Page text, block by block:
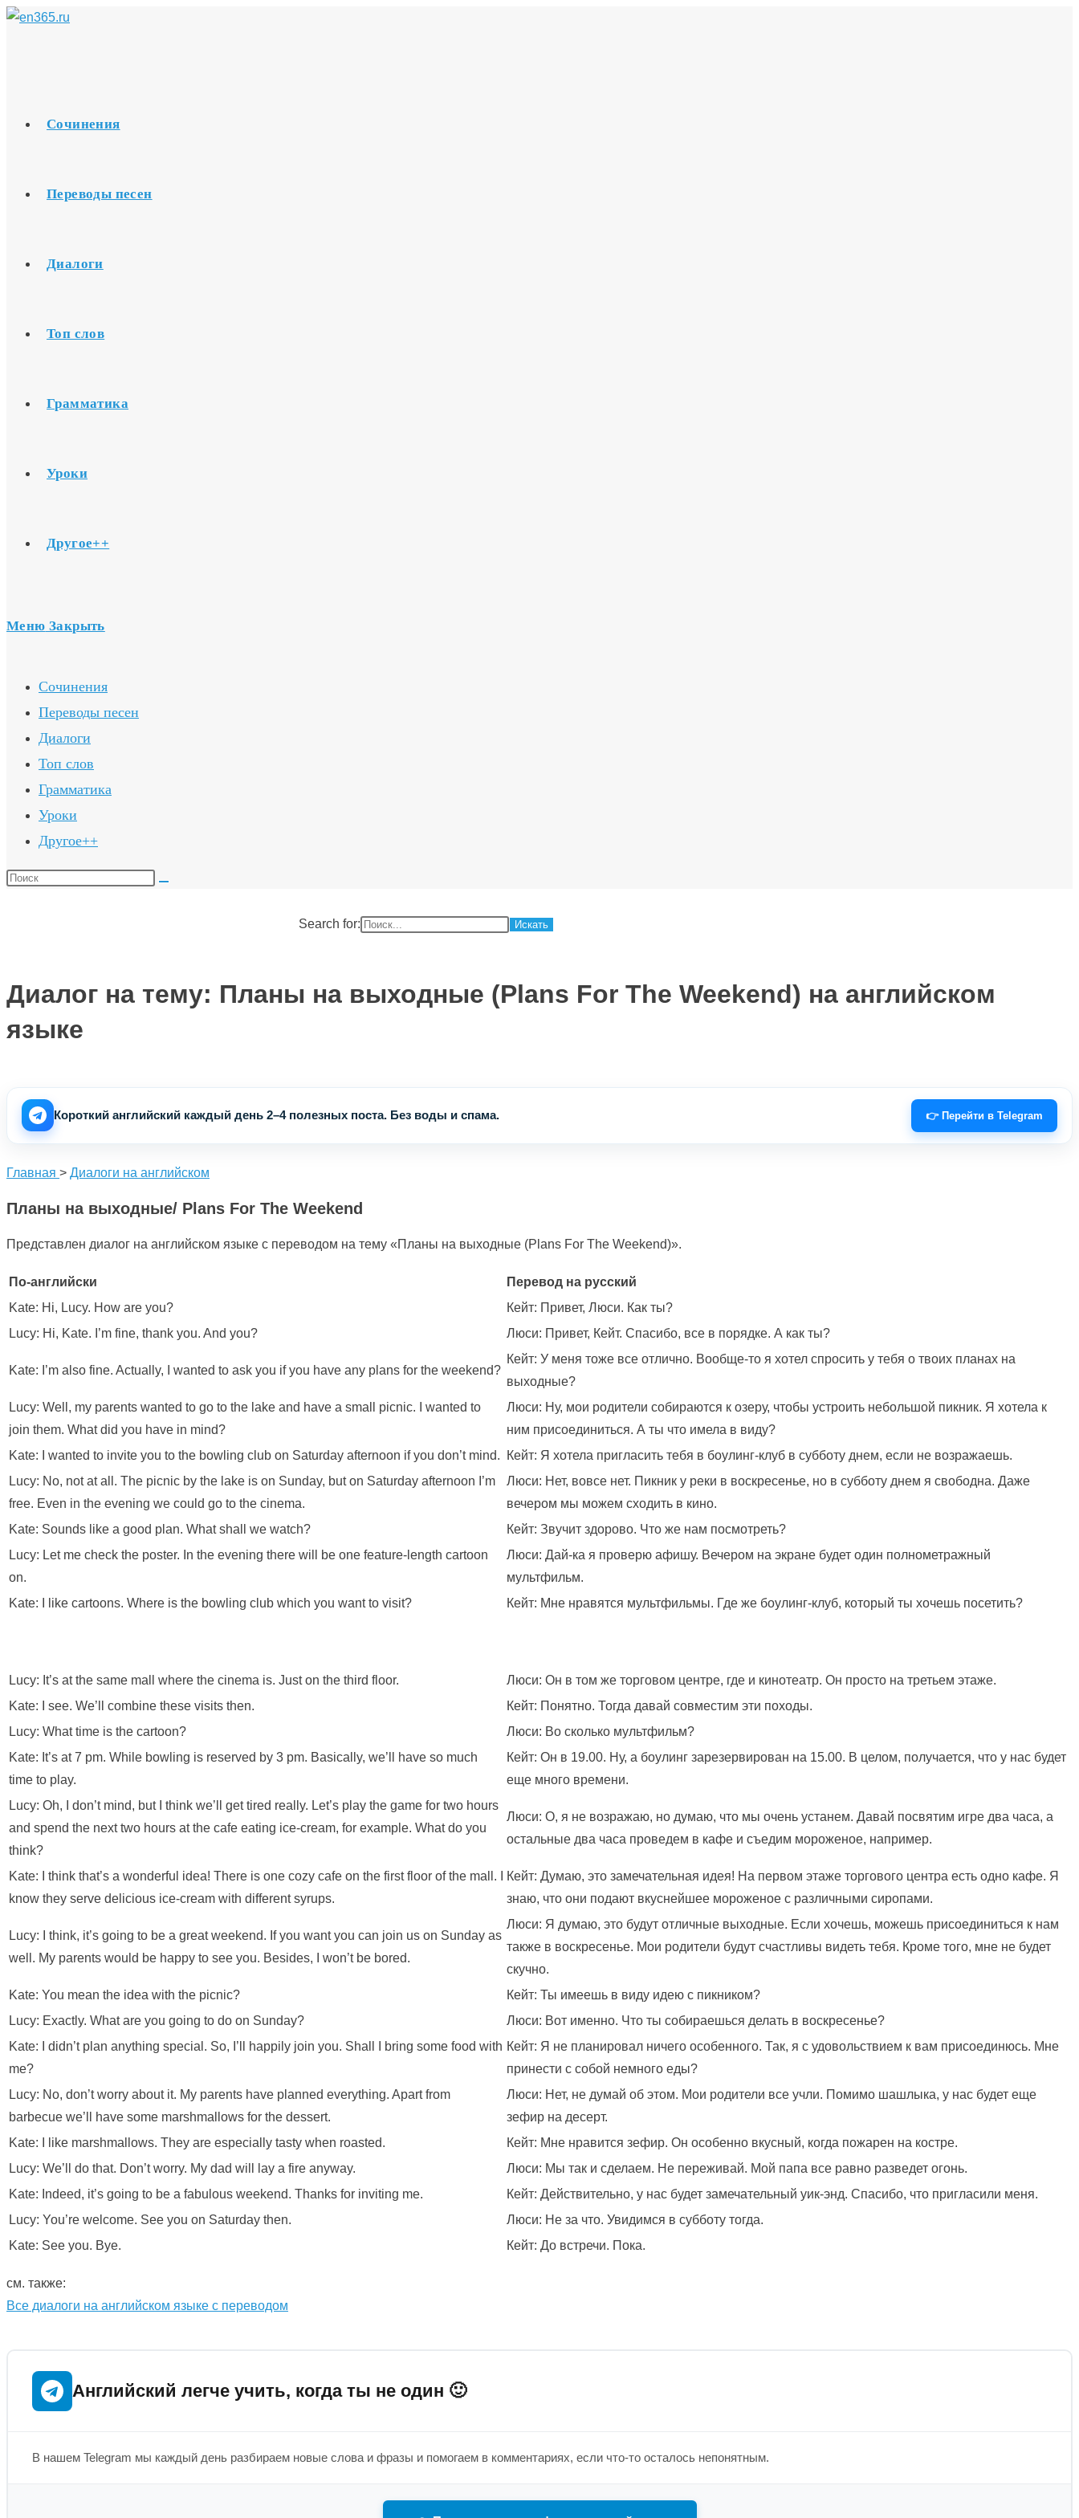
Перейти
Сочинения
Переводы песен
Диалоги
Топ слов
Грамматика
Уроки
Другое++
Меню Закрыть
Сочинения
Переводы песен
Диалоги
Топ слов
Грамматика
Уроки
Другое++
Поиск
Search for:
Диалог на тему: Планы на выходные (Plans For The Weekend) на английском
языке
Короткий английский каждый день 2–4 полезных поста. Без воды и спама. 👉 Перейти в Telegram
Главная > Диалоги на английском
Планы на выходные/ Plans For The Weekend
Представлен диалог на английском языке с переводом на тему «Планы на выходные (Plans For The Weekend)».
По-английски
Перевод на русский
Kate: Hi, Lucy. How are you?
Кейт: Привет, Люси. Как ты?
Lucy: Hi, Kate. I’m fine, thank you. And you?
Люси: Привет, Кейт. Спасибо, все в порядке. А как ты?
Kate: I’m also fine. Actually, I wanted to ask you if you have any plans for the weekend?
Кейт: У меня тоже все отлично. Вообще-то я хотел спросить у тебя о твоих планах на
выходные?
Lucy: Well, my parents wanted to go to the lake and have a small picnic. I wanted to
join them. What did you have in mind?
Люси: Ну, мои родители собираются к озеру, чтобы устроить небольшой пикник. Я хотела к
ним присоединиться. А ты что имела в виду?
Kate: I wanted to invite you to the bowling club on Saturday afternoon if you don’t mind.
Кейт: Я хотела пригласить тебя в боулинг-клуб в субботу днем, если не возражаешь.
Lucy: No, not at all. The picnic by the lake is on Sunday, but on Saturday afternoon I’m
free. Even in the evening we could go to the cinema.
Люси: Нет, вовсе нет. Пикник у реки в воскресенье, но в субботу днем я свободна. Даже
вечером мы можем сходить в кино.
Kate: Sounds like a good plan. What shall we watch?
Кейт: Звучит здорово. Что же нам посмотреть?
Lucy: Let me check the poster. In the evening there will be one feature-length cartoon
on.
Люси: Дай-ка я проверю афишу. Вечером на экране будет один полнометражный
мультфильм.
Kate: I like cartoons. Where is the bowling club which you want to visit?
Кейт: Мне нравятся мультфильмы. Где же боулинг-клуб, который ты хочешь посетить?
Lucy: It’s at the same mall where the cinema is. Just on the third floor.
Люси: Он в том же торговом центре, где и кинотеатр. Он просто на третьем этаже.
Kate: I see. We’ll combine these visits then.
Кейт: Понятно. Тогда давай совместим эти походы.
Lucy: What time is the cartoon?
Люси: Во сколько мультфильм?
Kate: It’s at 7 pm. While bowling is reserved by 3 pm. Basically, we’ll have so much
time to play.
Кейт: Он в 19.00. Ну, а боулинг зарезервирован на 15.00. В целом, получается, что у нас будет
еще много времени.
Lucy: Oh, I don’t mind, but I think we’ll get tired really. Let’s play the game for two hours
and spend the next two hours at the cafe eating ice-cream, for example. What do you
think?
Люси: О, я не возражаю, но думаю, что мы очень устанем. Давай посвятим игре два часа, а
остальные два часа проведем в кафе и съедим мороженое, например.
Kate: I think that’s a wonderful idea! There is one cozy cafe on the first floor of the mall. I
know they serve delicious ice-cream with different syrups.
Кейт: Думаю, это замечательная идея! На первом этаже торгового центра есть одно кафе. Я
знаю, что они подают вкуснейшее мороженое с различными сиропами.
Lucy: I think, it’s going to be a great weekend. If you want you can join us on Sunday as
well. My parents would be happy to see you. Besides, I won’t be bored.
Люси: Я думаю, это будут отличные выходные. Если хочешь, можешь присоединиться к нам
также в воскресенье. Мои родители будут счастливы видеть тебя. Кроме того, мне не будет
скучно.
Kate: You mean the idea with the picnic?
Кейт: Ты имеешь в виду идею с пикником?
Lucy: Exactly. What are you going to do on Sunday?
Люси: Вот именно. Что ты собираешься делать в воскресенье?
Kate: I didn’t plan anything special. So, I’ll happily join you. Shall I bring some food with
me?
Кейт: Я не планировал ничего особенного. Так, я с удовольствием к вам присоединюсь. Мне
принести с собой немного еды?
Lucy: No, don’t worry about it. My parents have planned everything. Apart from
barbecue we’ll have some marshmallows for the dessert.
Люси: Нет, не думай об этом. Мои родители все учли. Помимо шашлыка, у нас будет еще
зефир на десерт.
Kate: I like marshmallows. They are especially tasty when roasted.
Кейт: Мне нравится зефир. Он особенно вкусный, когда пожарен на костре.
Lucy: We’ll do that. Don’t worry. My dad will lay a fire anyway.
Люси: Мы так и сделаем. Не переживай. Мой папа все равно разведет огонь.
Kate: Indeed, it’s going to be a fabulous weekend. Thanks for inviting me.
Кейт: Действительно, у нас будет замечательный уик-энд. Спасибо, что пригласили меня.
Lucy: You’re welcome. See you on Saturday then.
Люси: Не за что. Увидимся в субботу тогда.
Kate: See you. Bye.
Кейт: До встречи. Пока.
см. также:
Все диалоги на английском языке с переводом
Английский легче учить, когда ты не один 🙂
В нашем Telegram мы каждый день разбираем новые слова и фразы и помогаем в комментариях, если что-то осталось непонятным.